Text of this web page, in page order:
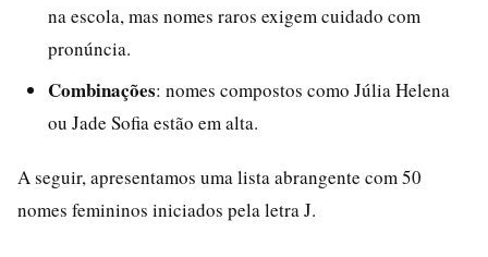
na escola, mas nomes raros exigem cuidado com
pronúncia.
Combinações: nomes compostos como Júlia Helena
ou Jade Sofia estão em alta.
A seguir, apresentamos uma lista abrangente com 50
nomes femininos iniciados pela letra J.